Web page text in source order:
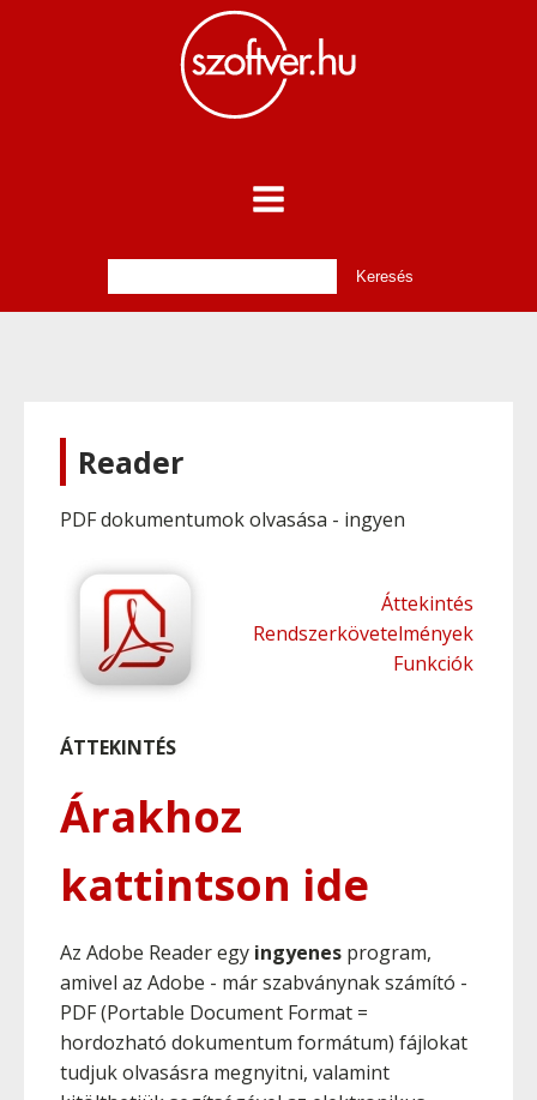
Reader
PDF dokumentumok olvasása - ingyen
Áttekintés
Rendszerkövetelmények
Funkciók
ÁTTEKINTÉS
Árakhoz
kattintson ide
Az Adobe Reader egy ingyenes program,
amivel az Adobe - már szabványnak számító -
PDF (Portable Document Format =
hordozható dokumentum formátum) fájlokat
tudjuk olvasásra megnyitni, valamint